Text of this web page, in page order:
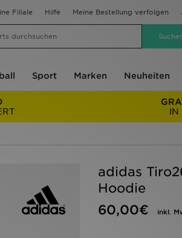
Filiale Hilfe Meine Bestellung verfolgen
Sport Marken Neuheiten
IN
adidas
Hoodie
60,00€
inkl.